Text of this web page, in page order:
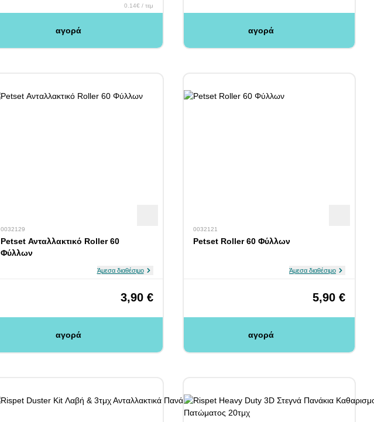
0.14€ / τεμ
αγορά αγορά
0032129
Petset Ανταλλακτικό Roller 60
Φύλλων
Άμεσα διαθέσιμο
3,90 €
αγορά
0032121
Petset Roller 60 Φύλλων
Άμεσα διαθέσιμο
5,90 €
αγορά